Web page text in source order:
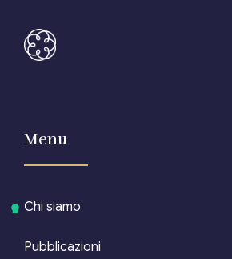
Menu
Chi siamo
Pubblicazioni